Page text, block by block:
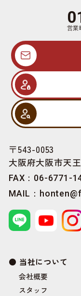
営業
〒543-0053
大阪府大阪市天
FAX：06-6771-
MAIL：
当社について
会社概要
スタッフ